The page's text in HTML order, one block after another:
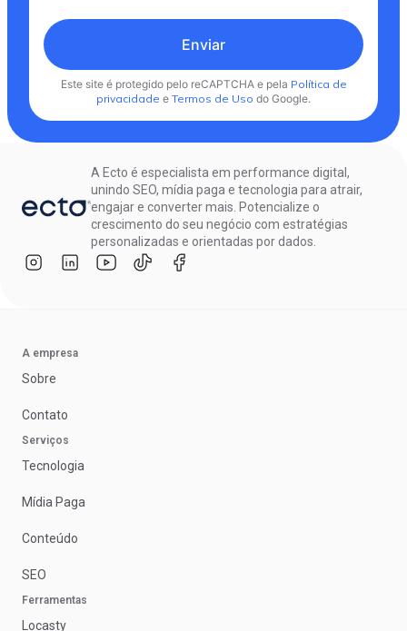
Enviar
Este site é protegido pelo reCAPTCHA e pela Política de
privacidade e Termos de Uso do Google.
A Ecto é especialista em performance digital,
unindo SEO, mídia paga e tecnologia para atrair,
engajar e converter mais. Potencialize o
crescimento do seu negócio com estratégias
personalizadas e orientadas por dados.
A empresa
Sobre
Contato
Serviços
Tecnologia
Mídia Paga
Conteúdo
SEO
Ferramentas
Locasty